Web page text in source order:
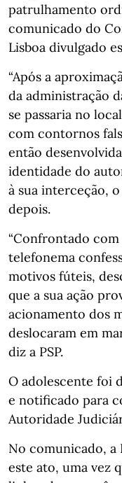
patrulhamento
comunicado do
Lisboa divulgado
“Após a
da administração
se passaria no
com contornos
então
identidade do
à sua interceção,
depois.
“Confrontado
telefonema
motivos fúteis,
que a sua ação
acionamento dos
deslocaram em
diz a PSP.
O adolescente foi
e notificado para
Autoridade
No comunicado, a
este ato, uma vez